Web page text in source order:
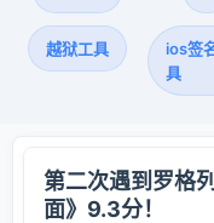
越狱工具
ios签
具
第二次遇到罗格
面》9.3分！